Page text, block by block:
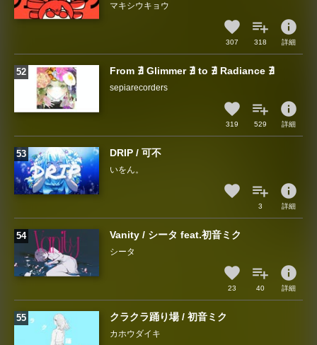
マキシウキョウ
307 318
info
詳細
From ∄ Glimmer ∄ to ∄ Radiance ∄
sepiarecorders
319 529
info
詳細
DRIP / 可不
いをん。
3
info
詳細
Vanity / シータ feat.初音ミク
シータ
23 40
info
詳細
クラクラ踊り場 / 初音ミク
カホウダイキ